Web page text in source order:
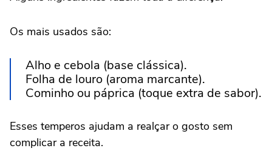
Os mais usados são:
Alho e cebola (base clássica).
Folha de louro (aroma marcante).
Cominho ou páprica (toque extra de sabor).
Esses temperos ajudam a realçar o gosto sem
complicar a receita.